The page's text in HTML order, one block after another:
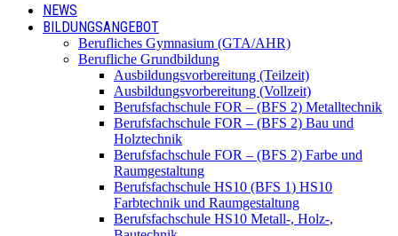
NEWS
BILDUNGSANGEBOT
Berufliches Gymnasium (GTA/AHR)
Berufliche Grundbildung
Ausbildungsvorbereitung (Teilzeit)
Ausbildungsvorbereitung (Vollzeit)
Berufsfachschule FOR – (BFS 2) Metalltechnik
Berufsfachschule FOR – (BFS 2) Bau und
Holztechnik
Berufsfachschule FOR – (BFS 2) Farbe und
Raumgestaltung
Berufsfachschule HS10 (BFS 1) HS10
Farbtechnik und Raumgestaltung
Berufsfachschule HS10 Metall-, Holz-,